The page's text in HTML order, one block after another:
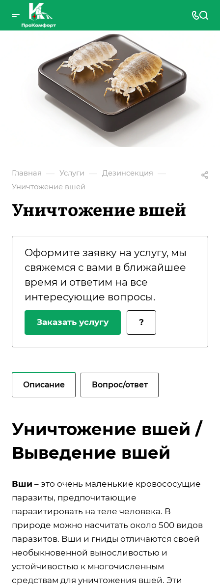
Главная — Услуги — Дезинсекция —
Уничтожение вшей
Уничтожение вшей
Оформите заявку на услугу, мы
свяжемся с вами в ближайшее
время и ответим на все
интересующие вопросы.
Заказать услугу ?
Описание Вопрос/ответ
Уничтожение вшей /
Выведение вшей
Вши – это очень маленькие кровососущие
паразиты, предпочитающие
паразитировать на теле человека. В
природе можно насчитать около 500 видов
паразитов. Вши и гниды отличаются своей
необыкновенной выносливостью и
устойчивостью к многочисленным
средствам для уничтожения вшей. Эти